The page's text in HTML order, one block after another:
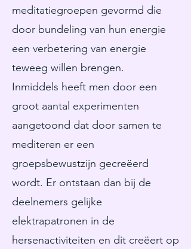
meditatiegroepen gevormd die
door bundeling van hun energie
een verbetering van energie
teweeg willen brengen.
Inmiddels heeft men door een
groot aantal experimenten
aangetoond dat door samen te
mediteren er een
groepsbewustzijn gecreëerd
wordt. Er ontstaan dan bij de
deelnemers gelijke
elektrapatronen in de
hersenactiviteiten en dit creëert op